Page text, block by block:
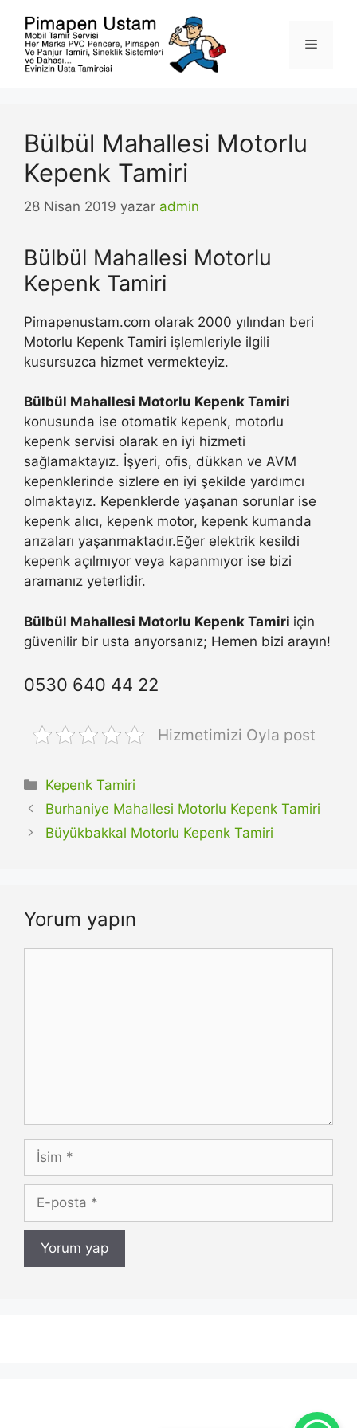
Menü
Bülbül Mahallesi Motorlu
Kepenk Tamiri
28 Nisan 2019 yazar admin
Bülbül Mahallesi Motorlu
Kepenk Tamiri
Pimapenustam.com olarak 2000 yılından beri
Motorlu Kepenk Tamiri işlemleriyle ilgili
kusursuzca hizmet vermekteyiz.
Bülbül Mahallesi Motorlu Kepenk Tamiri
konusunda ise otomatik kepenk, motorlu
kepenk servisi olarak en iyi hizmeti
sağlamaktayız. İşyeri, ofis, dükkan ve AVM
kepenklerinde sizlere en iyi şekilde yardımcı
olmaktayız. Kepenklerde yaşanan sorunlar ise
kepenk alıcı, kepenk motor, kepenk kumanda
arızaları yaşanmaktadır.Eğer elektrik kesildi
kepenk açılmıyor veya kapanmıyor ise bizi
aramanız yeterlidir.
Bülbül Mahallesi Motorlu Kepenk Tamiri için
güvenilir bir usta arıyorsanız; Hemen bizi arayın!
0530 640 44 22
Hizmetimizi Oyla post
Kategoriler
Kepenk Tamiri
Burhaniye Mahallesi Motorlu Kepenk Tamiri
Büyükbakkal Motorlu Kepenk Tamiri
Yorum yapın
İsim
posta